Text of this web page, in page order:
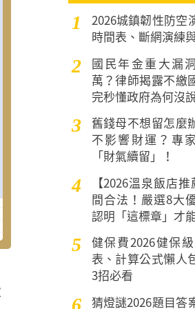
1
2026城鎮韌性防空
時間表、斷網演練
2
國民年金重大漏
萬？律師揭露不繳
完秒懂政府為何沒
3
舊錢母不想留怎麼
不影響財運？專
「財氣續留」！
4
【2026溫泉飯店
間合法！嚴選8大
認明「這標章」才
5
健保費2026健保
表、計算公式懶人
3招必看
6 猜燈謎2026題目答